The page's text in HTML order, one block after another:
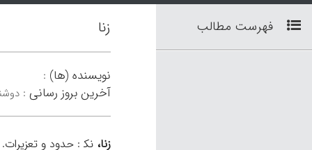
فهرست مطالب زنا
نویسنده (ها) :
آخرین بروز رسانی :دوشنبه 12
زِنا، نک‍ : حدود و